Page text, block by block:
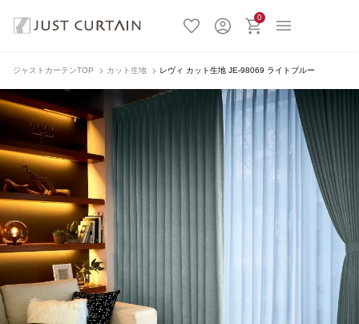
0
ジャストカーテンTOP カット生地 レヴィ カット生地 JE-98069 ライトブルー